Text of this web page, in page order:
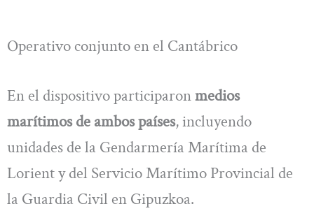
Operativo conjunto en el Cantábrico
En el dispositivo participaronmedios
marítimos de ambos países, incluyendo
unidades de la Gendarmería Marítima de
Lorient y del Servicio Marítimo Provincial de
la Guardia Civil en Gipuzkoa.